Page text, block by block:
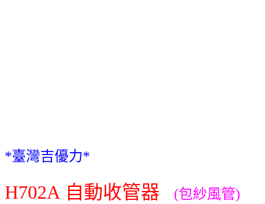
*臺灣吉優力*
H702A 自動收管器 (包紗風管)